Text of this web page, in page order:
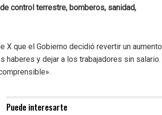
control terrestre, bomberos, sanidad,
X que el Gobierno decidió revertir un aumento
haberes y dejar a los trabajadores sin salario.
Puede interesarte